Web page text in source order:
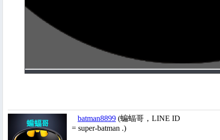
batman8899 (蝙蝠哥，LINE ID
= super-batman .)